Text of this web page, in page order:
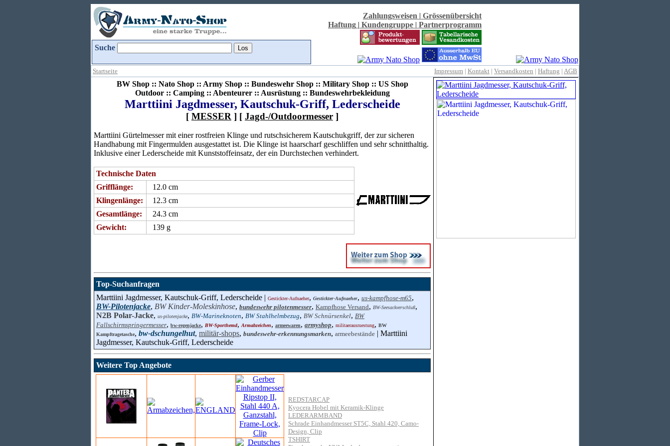
Suche
Zahlungsweisen | Grössenübersicht
Haftung | Kundengruppe | Partnerprogramm
Startseite Impressum | Kontakt | Versandkosten | Haftung | AGB
BW Shop :: Nato Shop :: Army Shop :: Bundeswehr Shop :: Military Shop :: US Shop
Outdoor :: Camping :: Abenteurer :: Ausrüstung :: Bundeswehrbekleidung
Marttiini Jagdmesser, Kautschuk-Griff, Lederscheide
[ MESSER ] [ Jagd-/Outdoormesser ]
Marttiini Gürtelmesser mit einer rostfreien Klinge und rutschsicherem Kautschukgriff, der zur sicheren
Handhabung mit Fingermulden ausgestattet ist. Die Klinge ist haarscharf geschliffen und sehr schnitthaltig.
Inklusive einer Lederscheide mit Kunststoffeinsatz, der ein Durchstechen verhindert.
Technische Daten
Grifflänge:
12.0 cm
Klingenlänge:
12.3 cm
Gesamtlänge:
24.3 cm
Gewicht:
139 g
Top-Suchanfragen
Marttiini Jagdmesser, Kautschuk-Griff, Lederscheide | Gestickter-Aufnaeher, Gestickter-Aufnaeher, us-kampfhose-m65,
BW-Pilotenjacke, BW Kinder-Moleskinhose, bundeswehr pilotenmesser, Kampfhose Versand, BW-Seesackverschluß,
N2B Polar-Jacke, us-pilotenjacke, BW-Marineknoten, BW Stahlhelmbezug, BW Schnürsenkel, BW
Fallschirmspringermesser, bw-regenjacke, BW-Sporthemd, Armabzeichen, armeewaren, armyshop, militaerausruestung, BW
Kampftragetasche, bw-dschungelhut, militär-shops, bundeswehr-erkennungsmarken, armeebestände | Marttiini
Jagdmesser, Kautschuk-Griff, Lederscheide
Weitere Top Angebote
REDSTARCAP
Kyocera Hobel mit Keramik-Klinge
LEDERARMBAND
Schrade Einhandmesser ST5C, Stahl 420, Camo-
Design, Clip
TSHIRT